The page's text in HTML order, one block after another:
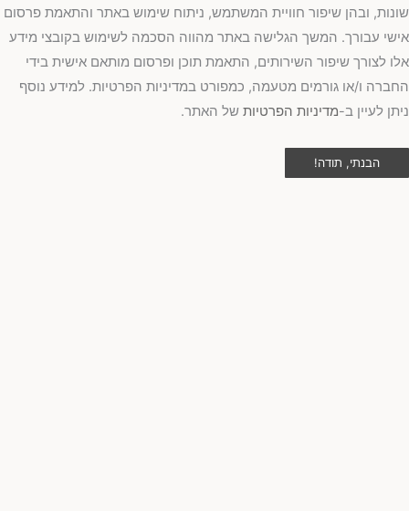
ובהן שיפור חוויית המשתמש, ניתוח שימוש באתר והתאמת פרסום
עבורך. המשך הגלישה באתר מהווה הסכמה לשימוש בקובצי מידע
לצורך שיפור השירותים, התאמת תוכן ופרסום מותאם אישית בידי
ו/או גורמים מטעמה, כמפורט במדיניות הפרטיות. למידע נוסף
לעיין ב-מדיניות הפרטיותשל האתר.
הבנתי, תודה!